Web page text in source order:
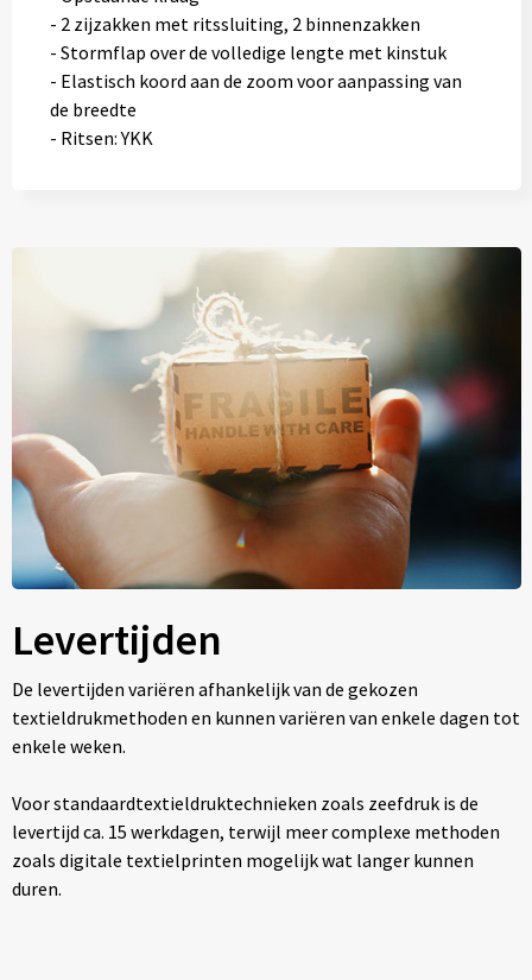
- 2 zijzakken met ritssluiting, 2 binnenzakken
- Stormflap over de volledige lengte met kinstuk
- Elastisch koord aan de zoom voor aanpassing van
de breedte
- Ritsen: YKK
Levertijden
De levertijden variëren afhankelijk van de gekozen
textieldrukmethoden en kunnen variëren van enkele dagen tot
enkele weken.
Voor standaardtextieldruktechnieken zoals zeefdruk is de
levertijd ca. 15 werkdagen, terwijl meer complexe methoden
zoals digitale textielprinten mogelijk wat langer kunnen
duren.